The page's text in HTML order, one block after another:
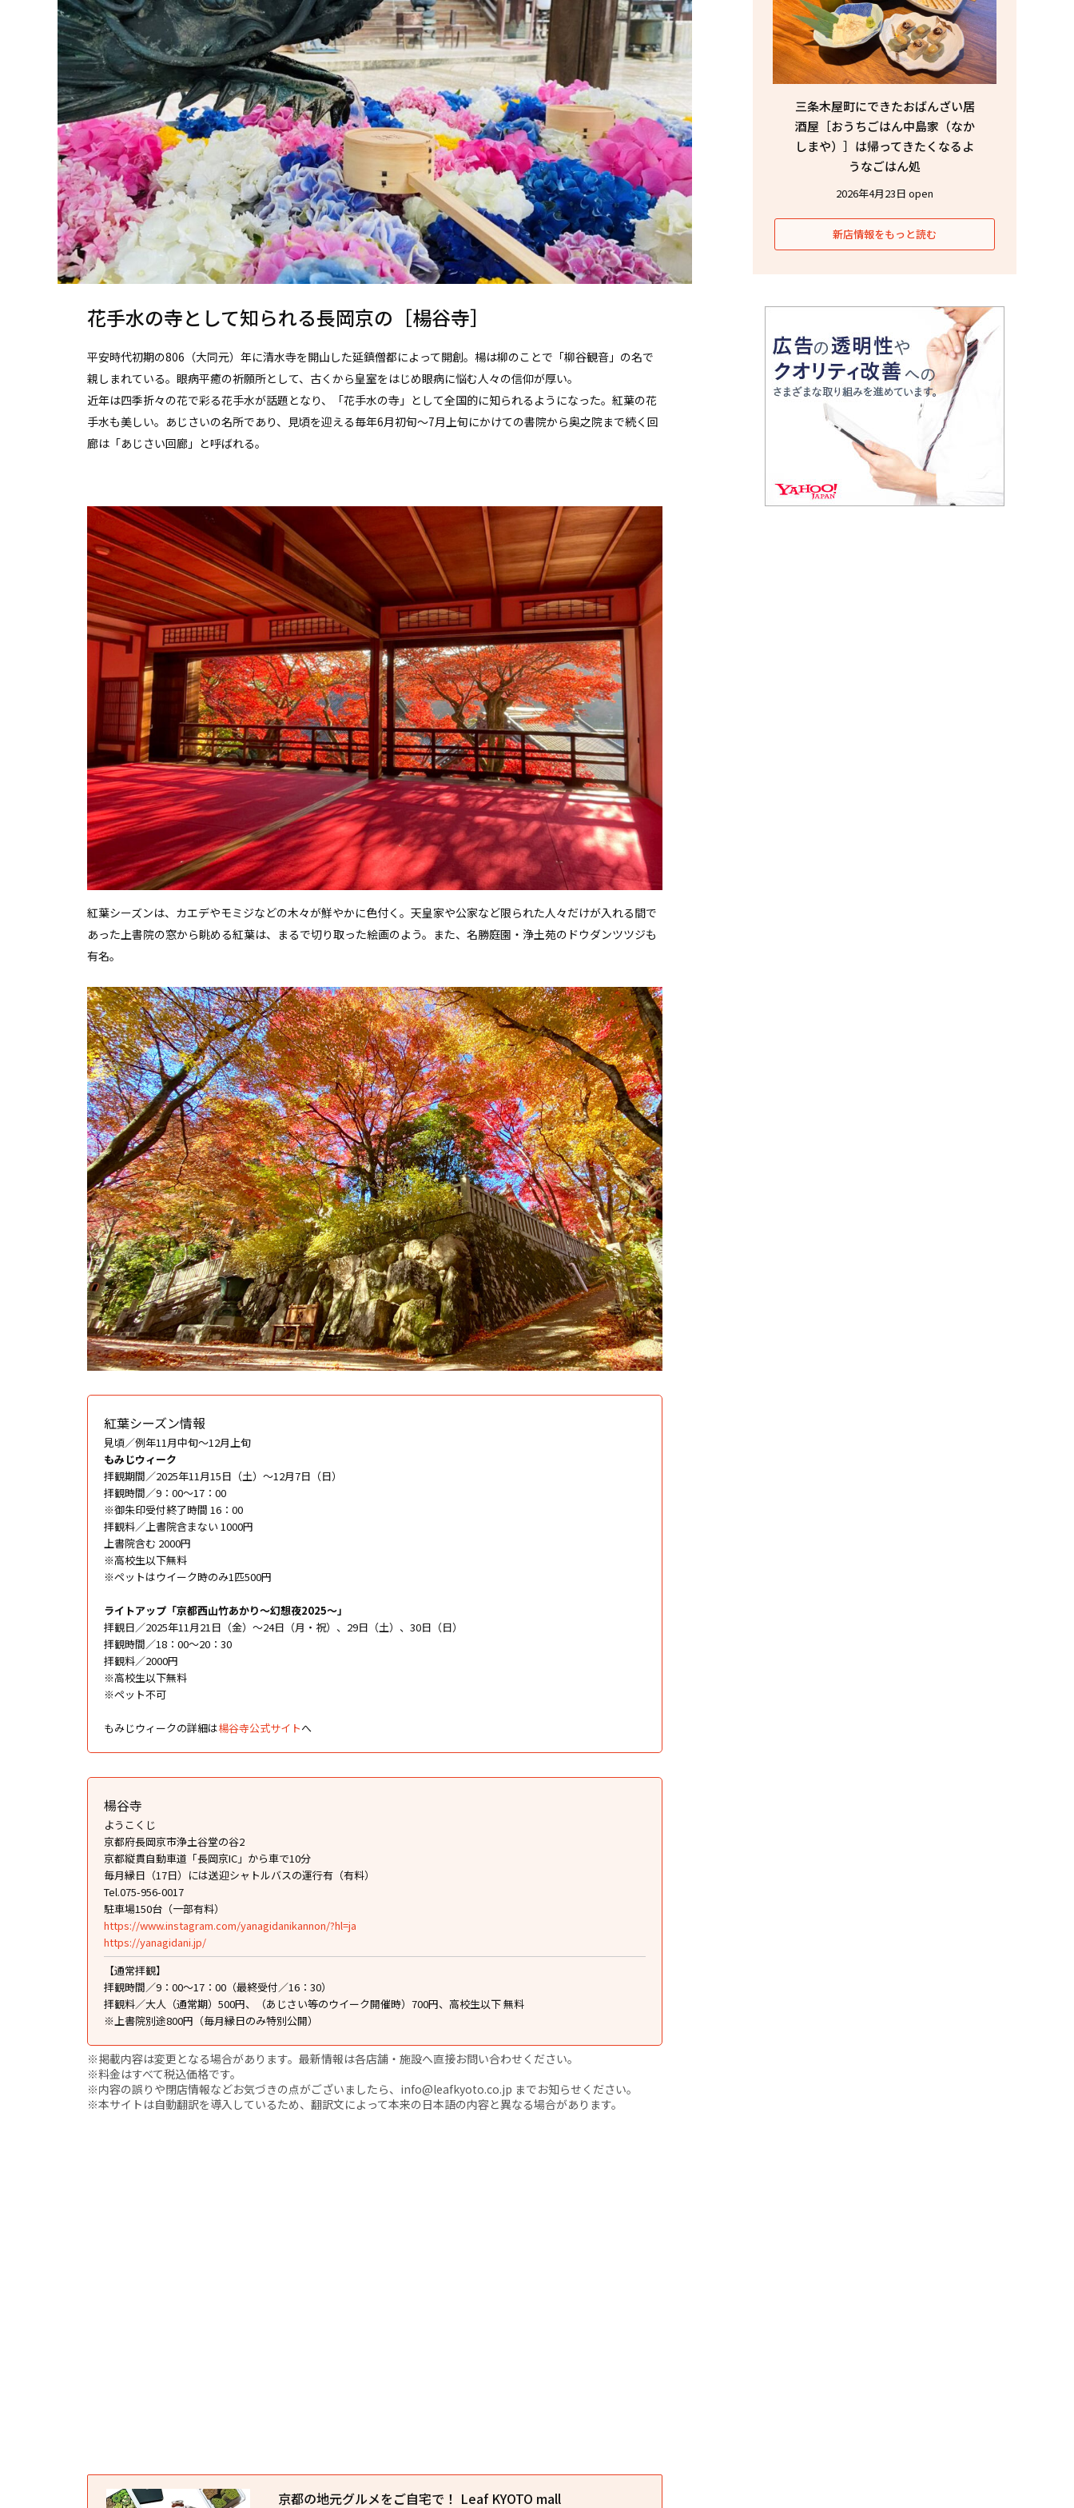
花手水の寺として知られる長岡京の［楊谷寺］
平安時代初期の806（大同元）年に清水寺を開山した延鎮僧都によって開創。楊は柳のことで「柳谷観音」の名で
親しまれている。眼病平癒の祈願所として、古くから皇室をはじめ眼病に悩む人々の信仰が厚い。
近年は四季折々の花で彩る花手水が話題となり、「花手水の寺」として全国的に知られるようになった。紅葉の花
手水も美しい。あじさいの名所であり、見頃を迎える毎年6月初旬～7月上旬にかけての書院から奥之院まで続く回
廊は「あじさい回廊」と呼ばれる。
紅葉シーズンは、カエデやモミジなどの木々が鮮やかに色付く。天皇家や公家など限られた人々だけが入れる間で
あった上書院の窓から眺める紅葉は、まるで切り取った絵画のよう。また、名勝庭園・浄土苑のドウダンツツジも
有名。
紅葉シーズン情報
見頃／例年11月中旬～12月上旬
もみじウィーク
拝観期間／2025年11月15日（土）～12月7日（日）
拝観時間／9：00～17：00
※御朱印受付終了時間 16：00
拝観料／上書院含まない 1000円
上書院含む 2000円
※高校生以下無料
※ペットはウイーク時のみ1匹500円
ライトアップ「京都西山竹あかり～幻想夜2025～」
拝観日／2025年11月21日（金）～24日（月・祝）、29日（土）、30日（日）
拝観時間／18：00～20：30
拝観料／2000円
※高校生以下無料
※ペット不可
もみじウィークの詳細は楊谷寺公式サイトへ
楊谷寺
ようこくじ
京都府長岡京市浄土谷堂の谷2
京都縦貫自動車道「長岡京IC」から車で10分
毎月縁日（17日）には送迎シャトルバスの運行有（有料）
Tel.075-956-0017
駐車場150台（一部有料）
https://www.instagram.com/yanagidanikannon/?hl=ja
https://yanagidani.jp/
【通常拝観】
拝観時間／9：00〜17：00（最終受付／16：30）
拝観料／大人（通常期）500円、（あじさい等のウイーク開催時）700円、高校生以下 無料
※上書院別途800円（毎月縁日のみ特別公開）
※掲載内容は変更となる場合があります。最新情報は各店舗・施設へ直接お問い合わせください。
※料金はすべて税込価格です。
※内容の誤りや閉店情報などお気づきの点がございましたら、info@leafkyoto.co.jp までお知らせください。
※本サイトは自動翻訳を導入しているため、翻訳文によって本来の日本語の内容と異なる場合があります。
京都の地元グルメをご自宅で！ Leaf KYOTO mall
三条木屋町にできたおばんざい居
酒屋［おうちごはん中島家（なか
しまや）］は帰ってきたくなるよ
うなごはん処
2026年4月23日 open
新店情報をもっと読む